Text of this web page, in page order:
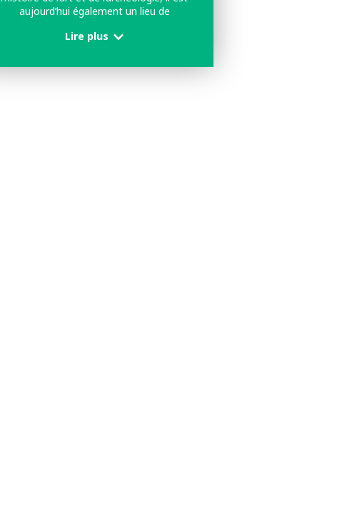
aujourd’hui également un lieu de
ouvert sur la cité.Son exceptionnelle
moulages en plâtre, copies fidèles et
Lire plus